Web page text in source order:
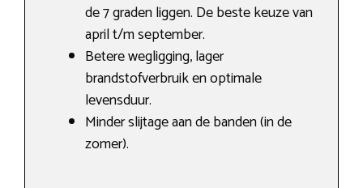
de 7 graden liggen. De beste keuze van
april t/m september.
Betere wegligging, lager
brandstofverbruik en optimale
levensduur.
Minder slijtage aan de banden (in de
zomer).